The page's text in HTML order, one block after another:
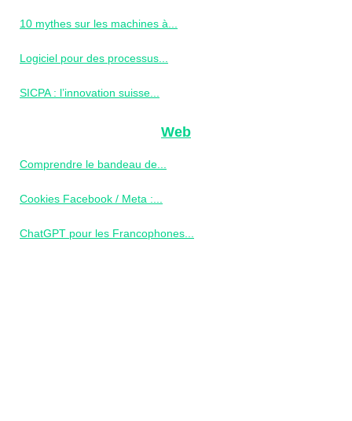
10 mythes sur les machines à...
Logiciel pour des processus...
SICPA : l’innovation suisse...
Web
Comprendre le bandeau de...
Cookies Facebook / Meta :...
ChatGPT pour les Francophones...